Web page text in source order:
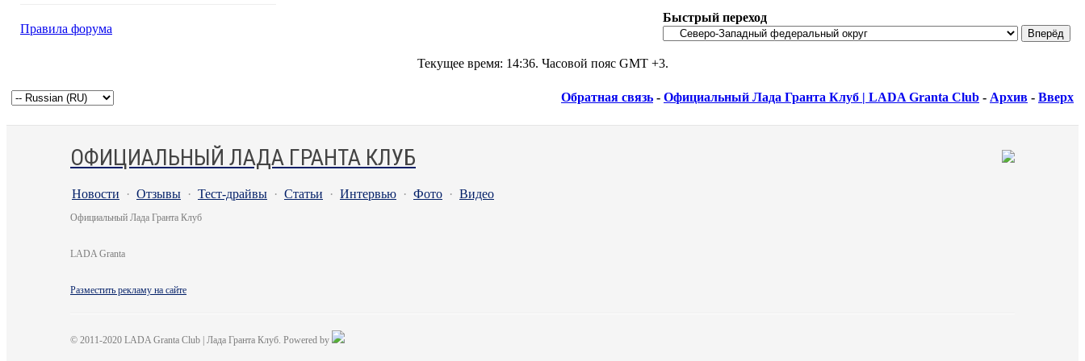
Правила форума
Быстрый переход
Текущее время: 14:36. Часовой пояс GMT +3.
Обратная связь - Официальный Лада Гранта Клуб | LADA Granta Club - Архив - Вверх
ОФИЦИАЛЬНЫЙ ЛАДА ГРАНТА КЛУБ
Новости · Отзывы · Тест-драйвы · Статьи · Интервью · Фото · Видео
Официальный Лада Гранта Клуб
LADA Granta
Разместить рекламу на сайте
© 2011-2020 LADA Granta Club | Лада Гранта Клуб. Powered by